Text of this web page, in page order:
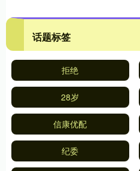
话题标签
拒绝
28岁
信康优配
纪委